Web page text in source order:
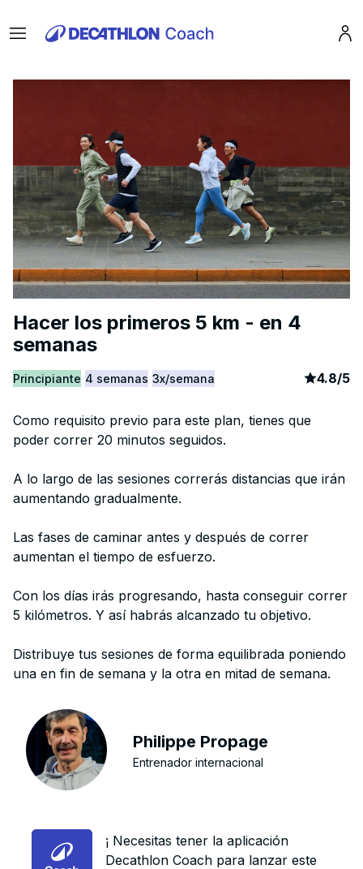
Menu
Hacer los primeros 5 km - en 4
semanas
Principiante 4 semanas 3x/semana article
4.8/5
Como requisito previo para este plan, tienes que
poder correr 20 minutos seguidos.
A lo largo de las sesiones correrás distancias que irán
aumentando gradualmente.
Las fases de caminar antes y después de correr
aumentan el tiempo de esfuerzo.
Con los días irás progresando, hasta conseguir correr
5 kilómetros. Y así habrás alcanzado tu objetivo.
Distribuye tus sesiones de forma equilibrada poniendo
una en fin de semana y la otra en mitad de semana.
Philippe Propage
Entrenador internacional
¡ Necesitas tener la aplicación
Decathlon Coach para lanzar este